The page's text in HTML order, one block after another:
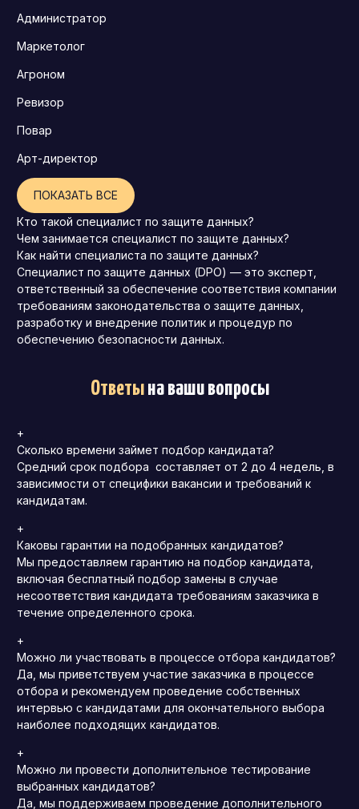
Администратор
Маркетолог
Агроном
Ревизор
Повар
Арт-директор
ПОКАЗАТЬ ВСЕ
Кто такой специалист по защите данных?
Чем занимается специалист по защите данных?
Как найти специалиста по защите данных?
Специалист по защите данных (DPO) — это эксперт,
ответственный за обеспечение соответствия компании
требованиям законодательства о защите данных,
разработку и внедрение политик и процедур по
обеспечению безопасности данных.
Ответына ваши вопросы
+
Сколько времени займет подбор кандидата?
Средний срок подбора составляет от 2 до 4 недель, в
зависимости от специфики вакансии и требований к
кандидатам.
+
Каковы гарантии на подобранных кандидатов?
Мы предоставляем гарантию на подбор кандидата,
включая бесплатный подбор замены в случае
несоответствия кандидата требованиям заказчика в
течение определенного срока.
+
Можно ли участвовать в процессе отбора кандидатов?
Да, мы приветствуем участие заказчика в процессе
отбора и рекомендуем проведение собственных
интервью с кандидатами для окончательного выбора
наиболее подходящих кандидатов.
+
Можно ли провести дополнительное тестирование
выбранных кандидатов?
Да, мы поддерживаем проведение дополнительного